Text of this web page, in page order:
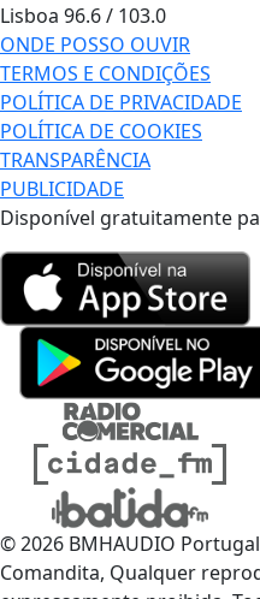
Lisboa 96.6 / 103.0
ONDE POSSO OUVIR
TERMOS E CONDIÇÕES
POLÍTICA DE PRIVACIDADE
POLÍTICA DE COOKIES
TRANSPARÊNCIA
PUBLICIDADE
Disponível gratuitamente
© 2026 BMHAUDIO
Comandita, Qualquer